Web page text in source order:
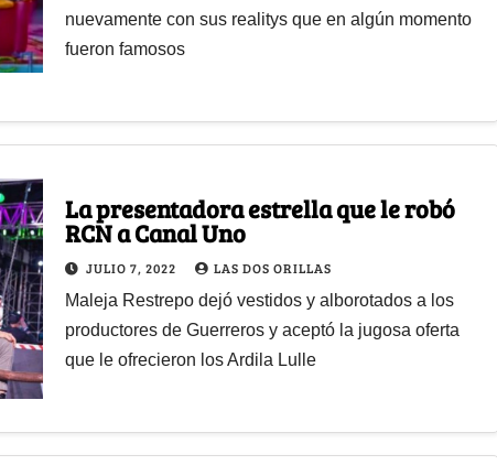
nuevamente con sus realitys que en algún momento
fueron famosos
La presentadora estrella que le robó
RCN a Canal Uno
JULIO 7, 2022 LAS DOS ORILLAS
Maleja Restrepo dejó vestidos y alborotados a los
productores de Guerreros y aceptó la jugosa oferta
que le ofrecieron los Ardila Lulle